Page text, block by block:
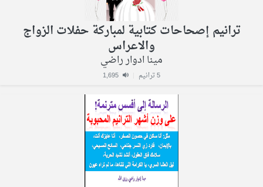
ترانيم إصحاحات كتابية لمباركة حفلات الزواج
والاعراس
مينا ادوار راضي
5 ترانيم